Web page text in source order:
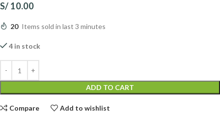
S/ 10.00
20 Items sold in last 3 minutes
4 in stock
ADD TO CART
Compare Add to wishlist